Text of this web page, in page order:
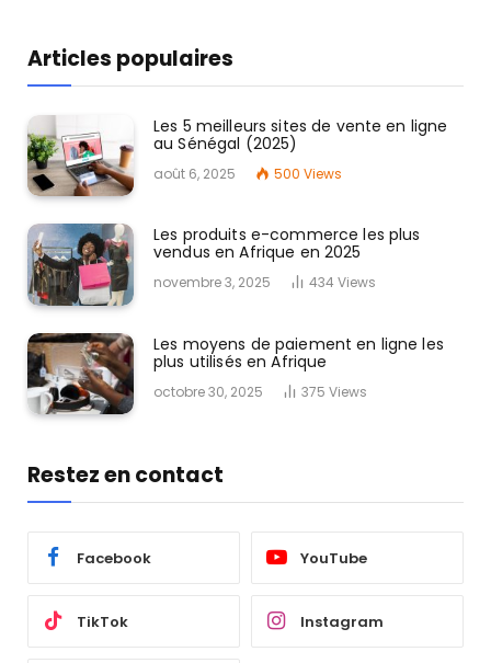
Articles populaires
Les 5 meilleurs sites de vente en ligne
au Sénégal (2025)
août 6, 2025 500 Views
Les produits e-commerce les plus
vendus en Afrique en 2025
novembre 3, 2025 434 Views
Les moyens de paiement en ligne les
plus utilisés en Afrique
octobre 30, 2025 375 Views
Restez en contact
Facebook YouTube
TikTok Instagram